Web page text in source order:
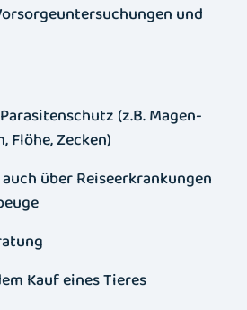
und
(z.B. Magen-
Flöhe, Zecken)
über Reiseerkrankungen
Kauf eines Tieres